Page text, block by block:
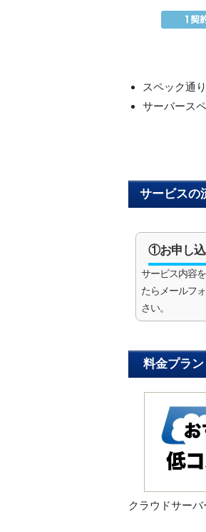
スペック通
サーバース
サービスの
①お申し
サービス内容
たらメールフ
さい。
料金プラン
クラウドサー